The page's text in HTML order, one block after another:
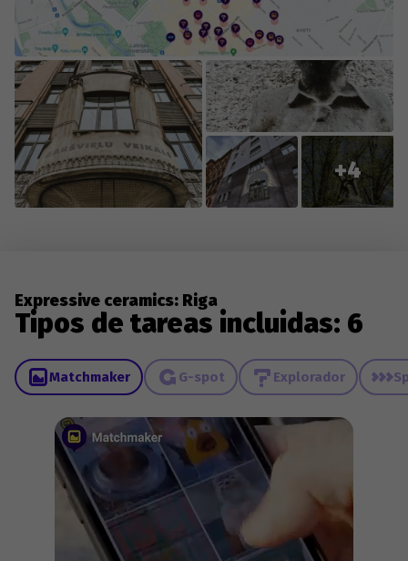
+4
Expressive ceramics: Riga
Tipos de tareas incluidas: 6
Matchmaker G-spot Explorador